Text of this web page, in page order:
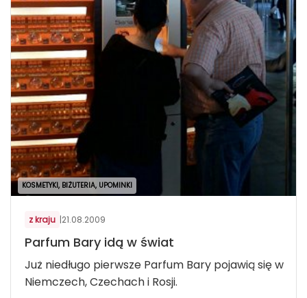
KOSMETYKI, BIŻUTERIA, UPOMINKI
z kraju |21.08.2009
Parfum Bary idą w świat
Już niedługo pierwsze Parfum Bary pojawią się w
Niemczech, Czechach i Rosji.